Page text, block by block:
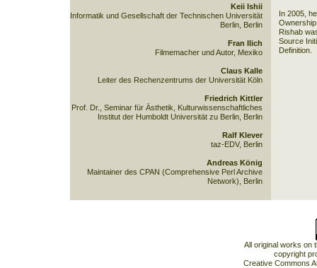
In 2005,
Rishab
Source
Definition.
Keii Ishii
Informatik und Gesellschaft der Technischen Universität
Berlin, Berlin
Fran Ilich
Filmemacher und Autor, Mexiko
Claus Kalle
Leiter des Rechenzentrums der Universität Köln
Friedrich Kittler
Prof. Dr., Seminar für Ästhetik, Kulturwissenschaftliches
Institut der Humboldt Universität zu Berlin, Berlin
Ralf Klever
taz-EDV, Berlin
Andreas König
Maintainer des CPAN (Comprehensive Perl Archive
Network), Berlin
All original works on
copyright
Creative Commons